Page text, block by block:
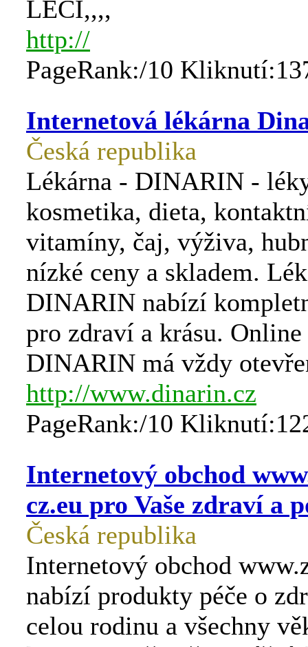
LÉČÍ,,,,
http://
PageRank:/10
Internetová lékárna
Česká republika
Lékárna - DINARIN -
kosmetika, dieta,
vitamíny, čaj, výživa,
nízké ceny a skladem.
DINARIN nabízí
pro zdraví a krásu.
DINARIN má vždy
http://www.dinarin.cz
PageRank:/10
Internetový obchod
cz.eu pro Vaše zdraví a
Česká republika
Internetový obchod
nabízí produkty péče o
celou rodinu a všechny